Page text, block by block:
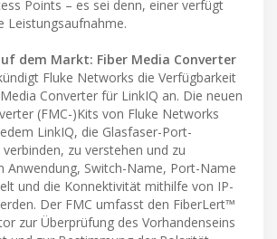
Points – es sei denn, einer verfügt
Leistungsaufnahme.
dem Markt: Fiber Media Converter
Fluke Networks die Verfügbarkeit
Converter für LinkIQ an. Die neuen
(FMC-)Kits von Fluke Networks
LinkIQ, die Glasfaser-Port-
zu verstehen und zu
Anwendung, Switch-Name, Port-Name
und die Konnektivität mithilfe von IP-
Der FMC umfasst den FiberLert™
zur Überprüfung des Vorhandenseins